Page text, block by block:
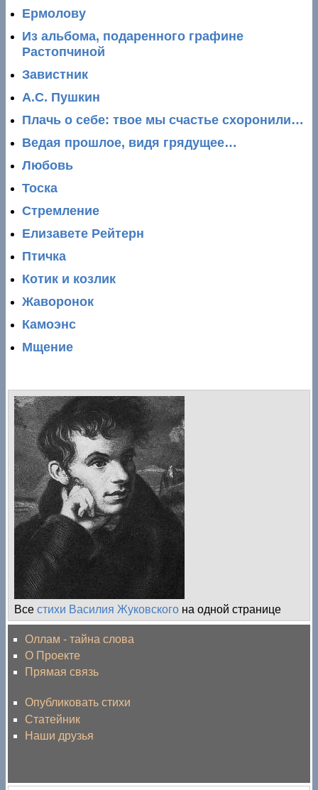
Ермолову
Из альбома, подаренного графине
Растопчиной
Завистник
А.С. Пушкин
Плачь о себе: твое мы счастье схоронили…
Ведая прошлое, видя грядущее…
Любовь
Тоска
Стремление
Елизавете Рейтерн
Птичка
Котик и козлик
Жаворонок
Камоэнс
Мщение
Всестихи Василия Жуковского на одной странице
Оллам - тайна слова
О Проекте
Прямая связь
Опубликовать стихи
Статейник
Наши друзья